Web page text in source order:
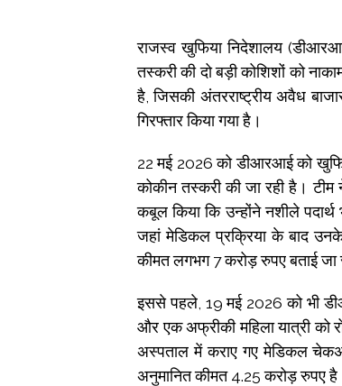
राजस्व खुफिया निदेशालय
तस्करी की दो बड़ी कोशिशों को
है, जिसकी अंतरराष्ट्रीय अवैध
गिरफ्तार किया गया है।
22 मई 2026 को डीआरआई को
कोकीन तस्करी की जा रही है।
कबूल किया कि उन्होंने नशीले
जहां मेडिकल प्रक्रिया के बाद
कीमत लगभग 7 करोड़ रुपए बताई जा
इससे पहले, 19 मई 2026 को भी
और एक अफ्रीकी महिला यात्री को
अस्पताल में कराए गए मेडिकल
अनुमानित कीमत 4.25 करोड़ रुपए